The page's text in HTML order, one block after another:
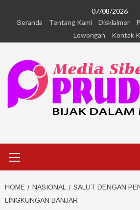
07/08/2026
Beranda
Tentang Kami Disklaimer
Lowongan
Kontak
HOME NASIONAL
SALUT DENGAN
LINGKUNGAN BANJAR